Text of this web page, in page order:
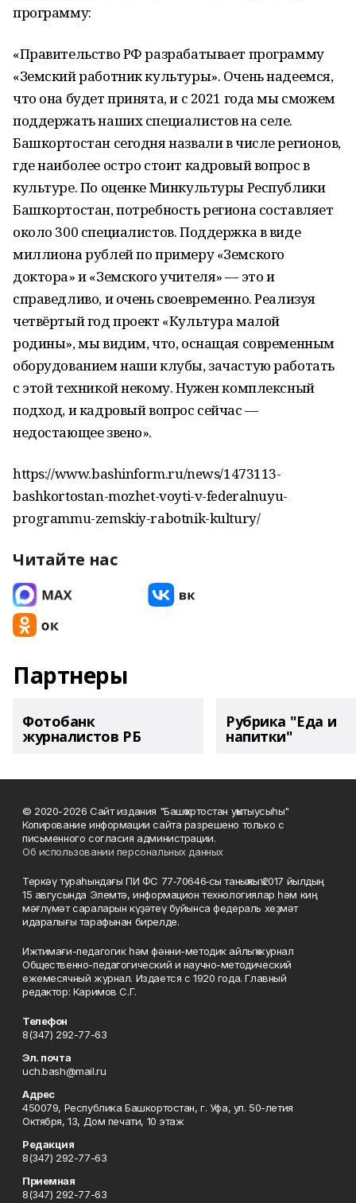
программу:
«Правительство РФ разрабатывает программу
«Земский работник культуры». Очень надеемся,
что она будет принята, и с 2021 года мы сможем
поддержать наших специалистов на селе.
Башкортостан сегодня назвали в числе регионов,
где наиболее остро стоит кадровый вопрос в
культуре. По оценке Минкультуры Республики
Башкортостан, потребность региона составляет
около 300 специалистов. Поддержка в виде
миллиона рублей по примеру «Земского
доктора» и «Земского учителя» — это и
справедливо, и очень своевременно. Реализуя
четвёртый год проект «Культура малой
родины», мы видим, что, оснащая современным
оборудованием наши клубы, зачастую работать
с этой техникой некому. Нужен комплексный
подход, и кадровый вопрос сейчас —
недостающее звено».
https://www.bashinform.ru/news/1473113-
bashkortostan-mozhet-voyti-v-federalnuyu-
programmu-zemskiy-rabotnik-kultury/
Читайте нас
Партнеры
Фотобанк
журналистов РБ
Рубрика "Еда и
напитки"
© 2020-2026 Сайт издания "Башҡортостан уҡытыусыһы"
Копирование информации сайта разрешено только с
письменного согласия администрации.
Об использовании персональных данных
Теркәү тураһындағы ПИ ФС 77‑70646‑сы таныҡлыҡ 2017 йылдың
15 авгусында Элемтә, информацион технологиялар һәм киң
мәғлүмәт сараларын күҙәтеү буйынса федераль хеҙмәт
идаралығы тарафынан бирелде.
Ижтимағи-педагогик һәм фәнни-методик айлыҡ журнал
Общественно-педагогический и научно-методический
ежемесячный журнал. Издается с 1920 года. Главный
редактор: Каримов С.Г.
Телефон
8(347) 292-77-63
Эл. почта
uch.bash@mail.ru
Адрес
450079, Республика Башкортостан, г. Уфа, ул. 50-летия
Октября, 13, Дом печати, 10 этаж
Редакция
8(347) 292-77-63
Приемная
8(347) 292-77-63